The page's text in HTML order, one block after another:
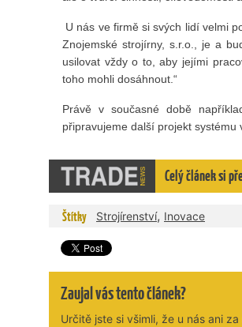
U nás ve firmě si svých lidí velmi
Znojemské strojírny, s.r.o., je a
usilovat vždy o to, aby jejími
toho mohli dosáhnout.“
Právě v současné době
připravujeme další projekt systému
Celý článek si
Štítky Strojírenství, Inovace
Zaujal vás tento článek?
Určitě jste si všimli, že u nás ani